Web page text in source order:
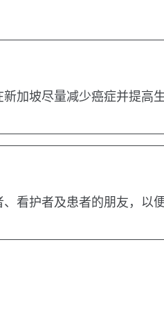
加坡尽量减少癌症并提高
看护者及患者的朋友，以